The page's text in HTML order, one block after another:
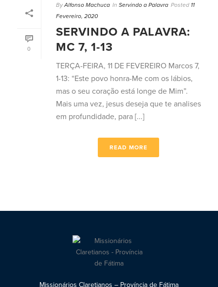
0
By Alfonso Machuca In Servindo a Palavra Posted 11
Fevereiro, 2020
SERVINDO A PALAVRA:
MC 7, 1-13
TERÇA-FEIRA, 11 DE FEVEREIRO Marcos 7,
1-13: “Este povo honra-Me com os lábios,
mas o seu coração está longe de Mim”.
Mais uma vez, jesus deseja que te analises
em profundidade, para [...]
READ MORE
Missionários Claretianos – Província de Fátima